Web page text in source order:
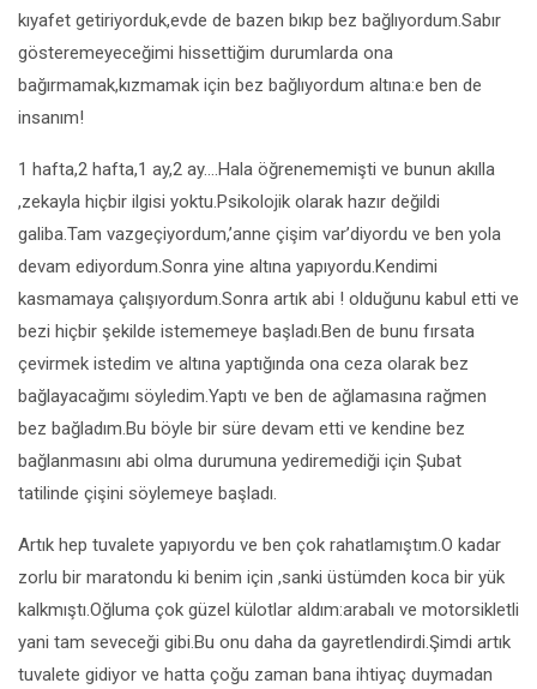
kıyafet getiriyorduk,evde de bazen bıkıp bez bağlıyordum.Sabır
gösteremeyeceğimi hissettiğim durumlarda ona
bağırmamak,kızmamak için bez bağlıyordum altına:e ben de
insanım!
1 hafta,2 hafta,1 ay,2 ay….Hala öğrenememişti ve bunun akılla
,zekayla hiçbir ilgisi yoktu.Psikolojik olarak hazır değildi
galiba.Tam vazgeçiyordum,’anne çişim var’diyordu ve ben yola
devam ediyordum.Sonra yine altına yapıyordu.Kendimi
kasmamaya çalışıyordum.Sonra artık abi ! olduğunu kabul etti ve
bezi hiçbir şekilde istememeye başladı.Ben de bunu fırsata
çevirmek istedim ve altına yaptığında ona ceza olarak bez
bağlayacağımı söyledim.Yaptı ve ben de ağlamasına rağmen
bez bağladım.Bu böyle bir süre devam etti ve kendine bez
bağlanmasını abi olma durumuna yediremediği için Şubat
tatilinde çişini söylemeye başladı.
Artık hep tuvalete yapıyordu ve ben çok rahatlamıştım.O kadar
zorlu bir maratondu ki benim için ,sanki üstümden koca bir yük
kalkmıştı.Oğluma çok güzel külotlar aldım:arabalı ve motorsikletli
yani tam seveceği gibi.Bu onu daha da gayretlendirdi.Şimdi artık
tuvalete gidiyor ve hatta çoğu zaman bana ihtiyaç duymadan